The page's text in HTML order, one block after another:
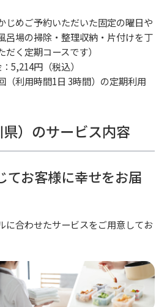
じめご予約いただいた固定の曜日や
呂場の掃除・整理収納・片付けを丁
く定期コースです）
5,214円（税込）
（利用時間1日 3時間）の定期利用
）のサービス内容
てお客様に幸せをお届
に合わせたサービスをご用意してお